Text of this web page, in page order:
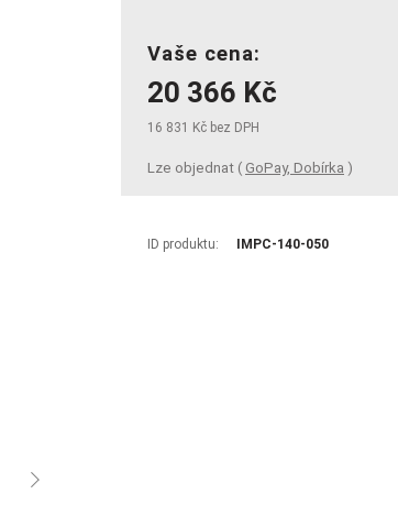
Vaše cena:
20 366 Kč
16 831 Kč bez DPH
Lze objednat ( GoPay, Dobírka )
ID produktu: IMPC-140-050